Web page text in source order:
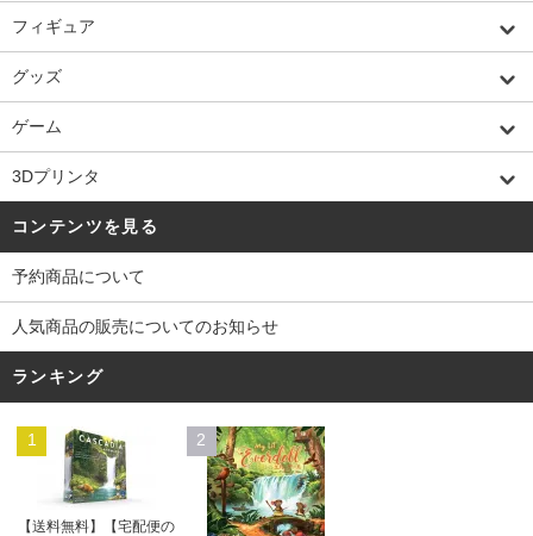
フィギュア
グッズ
ゲーム
3Dプリンタ
コンテンツを見る
予約商品について
人気商品の販売についてのお知らせ
ランキング
1
【送料無料】【宅配便の
2